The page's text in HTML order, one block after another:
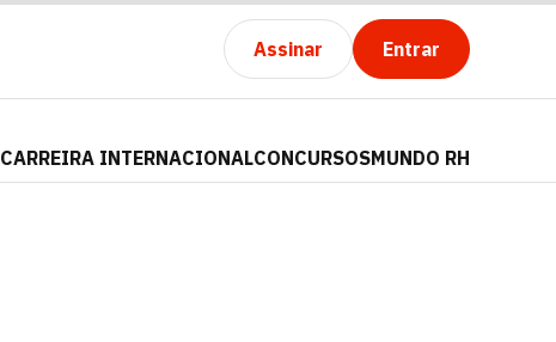
Assinar Entrar
CARREIRA INTERNACIONALCONCURSOSMUNDO RH